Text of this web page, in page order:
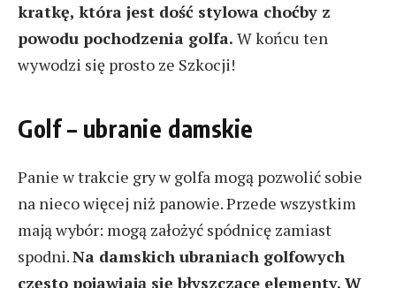
kratkę, która jest dość stylowa choćby z
powodu pochodzenia golfa. W końcu ten
wywodzi się prosto ze Szkocji!
Golf – ubranie damskie
Panie w trakcie gry w golfa mogą pozwolić sobie
na nieco więcej niż panowie. Przede wszystkim
mają wybór: mogą założyć spódnicę zamiast
spodni.Na damskich ubraniach golfowych
często pojawiają się błyszczące elementy. W